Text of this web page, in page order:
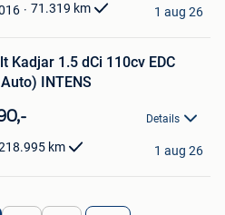
71.319 km 1 aug 26
Kadjar 1.5 dCi 110cv EDC
INTENS
Details
km 1 aug 26